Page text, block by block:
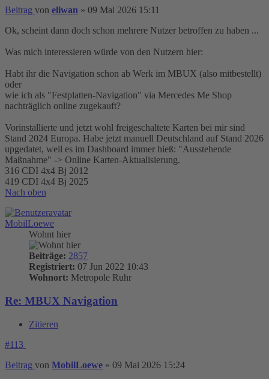
Beitrag von eliwan » 09 Mai 2026 15:11
Ok, scheint dann doch schon mehrere Nutzer betroffen zu haben ...
Was mich interessieren würde von den Nutzern hier:
Habt ihr die Navigation schon ab Werk im MBUX (also mitbestellt)
oder
wie ich als "Festplatten-Navigation" via Mercedes Me Shop
nachträglich online zugekauft?
Vorinstallierte und jetzt wohl freigeschaltete Karten bei mir sind
Stand 2024 Europa. Habe jetzt manuell Deutschland auf Stand 2026
upgedatet, weil es im Dashboard immer hieß: "Ausstehende
Maßnahme" -> Online Karten-Aktualisierung.
316 CDI 4x4 Bj 2012
419 CDI 4x4 Bj 2025
Nach oben
MobilLoewe
Wohnt hier
Beiträge: 2857
Registriert: 07 Jun 2022 10:43
Wohnort: Metropole Ruhr
Re: MBUX Navigation
Zitieren
#113
Beitrag von MobilLoewe » 09 Mai 2026 15:24